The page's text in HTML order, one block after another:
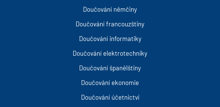
Doučování němčiny
Doučování francouzštiny
Doučování informatiky
Doučování elektrotechniky
Doučování španělštiny
Doučování ekonomie
Doučování účetnictví